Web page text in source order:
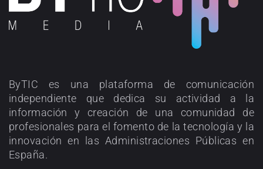
ByTIC es una plataforma de comunicación
independiente que dedica su actividad a la
información y creación de una comunidad de
profesionales para el fomento de la tecnología y la
innovación en las Administraciones Públicas en
España.